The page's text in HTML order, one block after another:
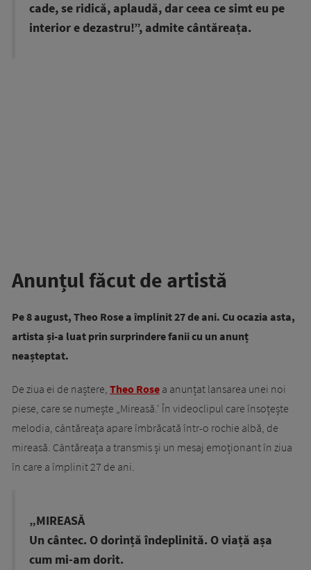
cade, se ridică, aplaudă, dar ceea ce simt eu pe
interior e dezastru!”, admite cântăreața.
Anunțul făcut de artistă
Pe 8 august, Theo Rose a împlinit 27 de ani. Cu ocazia asta,
artista și-a luat prin surprindere fanii cu un anunț
neașteptat.
De ziua ei de naștere, Theo Rose a anunțat lansarea unei noi
piese, care se numește „Mireasă.' În videoclipul care însoțește
melodia, cântăreața apare îmbrăcată într-o rochie albă, de
mireasă. Cântăreața a transmis și un mesaj emoționant în ziua
în care a împlinit 27 de ani.
„MIREASĂ
Un cântec. O dorință îndeplinită. O viață așa
cum mi-am dorit.